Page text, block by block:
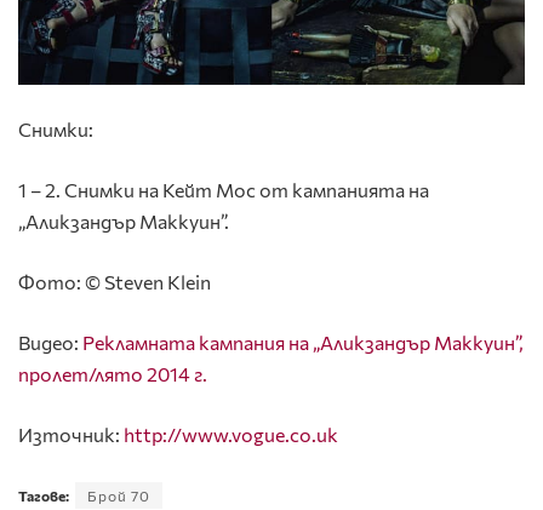
Снимки:
1 – 2. Снимки на Кейт Мос от кампанията на
„Аликзандър Маккуин”.
Фото: © Steven Klein
Видео: Рекламната кампания на „Аликзандър Маккуин”,
пролет/лято 2014 г.
Източник: http://www.vogue.co.uk
Тагове: Брой 70